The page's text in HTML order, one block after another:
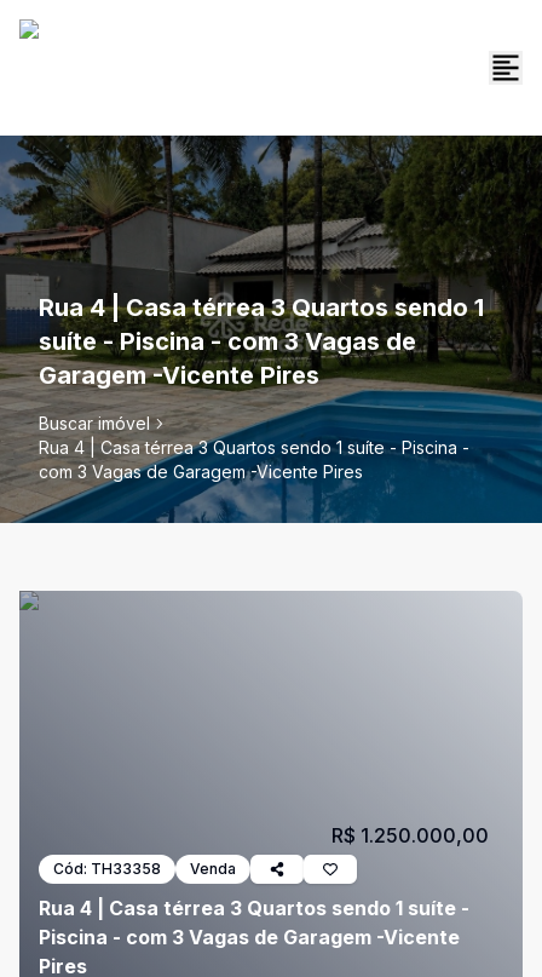
Rua 4 | Casa térrea 3 Quartos sendo 1
suíte - Piscina - com 3 Vagas de
Garagem -Vicente Pires
Buscar imóvel
Rua 4 | Casa térrea 3 Quartos sendo 1 suíte - Piscina -
com 3 Vagas de Garagem -Vicente Pires
Cód: TH33358 Venda
Rua 4 | Casa térrea 3 Quartos sendo 1 suíte -
Piscina - com 3 Vagas de Garagem -Vicente
Pires
R$ 1.250.000,00